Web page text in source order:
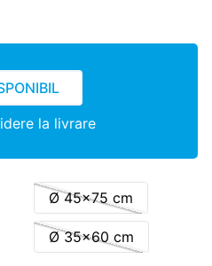
la livrare
Ø 45x75 cm
Ø 35x60 cm